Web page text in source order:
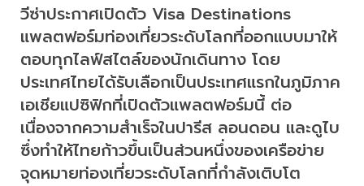
วีซ่าประกาศเปิดตัว Visa Destinations
แพลตฟอร์มท่องเที่ยวระดับโลกที่ออกแบบมาให้
ตอบทุกไลฟ์สไตล์ของนักเดินทาง โดย
ประเทศไทยได้รับเลือกเป็นประเทศแรกในภูมิภาค
เอเชียแปซิฟิกที่เปิดตัวแพลตฟอร์มนี้ ต่อ
เนื่องจากความสำเร็จในปารีส ลอนดอน และดูไบ
ซึ่งทำให้ไทยก้าวขึ้นเป็นส่วนหนึ่งของเครือข่าย
จุดหมายท่องเที่ยวระดับโลกที่กำลังเติบโต